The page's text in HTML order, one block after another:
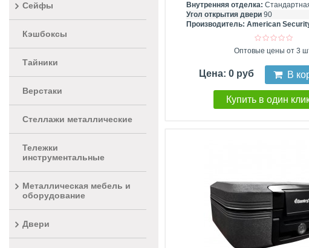
Внутренняя отделка:
Угол открытия двери90
Производитель: American
Оптовые цены от 3
Цена: 0 руб В
Купить в один
Сейфы
Кэшбоксы
Тайники
Верстаки
Стеллажи металлические
Тележки
инструментальные
Металлическая мебель и
оборудование
Двери